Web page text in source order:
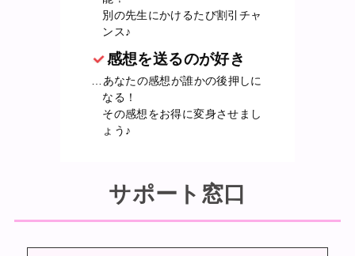
別の先生にかけるたび割引チャ
ンス♪
感想を送るのが好き
…あなたの感想が誰かの後押しに
なる！
その感想をお得に変身させまし
ょう♪
サポート窓口